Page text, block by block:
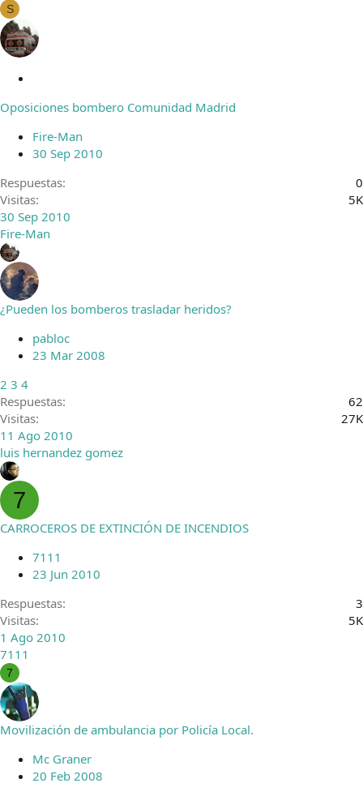
S
r
a
d
o
Oposiciones bombero Comunidad Madrid
Fire-Man
30 Sep 2010
Respuestas
0
Visitas
5K
30 Sep 2010
Fire-Man
¿Pueden los bomberos trasladar heridos?
pabloc
23 Mar 2008
2 3 4
Respuestas
62
Visitas
27K
11 Ago 2010
luis hernandez gomez
7
CARROCEROS DE EXTINCIÓN DE INCENDIOS
7111
23 Jun 2010
Respuestas
3
Visitas
5K
1 Ago 2010
7111
7
Movilización de ambulancia por Policía Local.
Mc Graner
20 Feb 2008